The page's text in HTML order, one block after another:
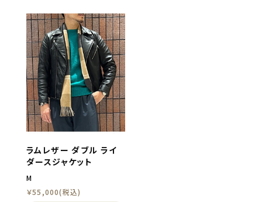
ラムレザー ダブル ライ
ダースジャケット
M
￥55,000(税込)